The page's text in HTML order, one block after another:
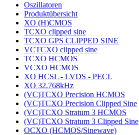
Oszillatoren
Produktübersicht
XO (H)CMOS
TCXO clipped sine
TCXO GPS CLIPPED SINE
VCTCXO clipped sine
TCXO HCMOS
VCXO HCMOS
XO HCSL - LVDS - PECL
XO 32.768kHz
(VC)TCXO Precision HCMOS
(VC)TCXO Precision Clipped Sine
(VC)TCXO Stratum 3 HCMOS
(VC)TCXO Stratum 3 Clipped Sine
OCXO (HCMOS/Sinewave)